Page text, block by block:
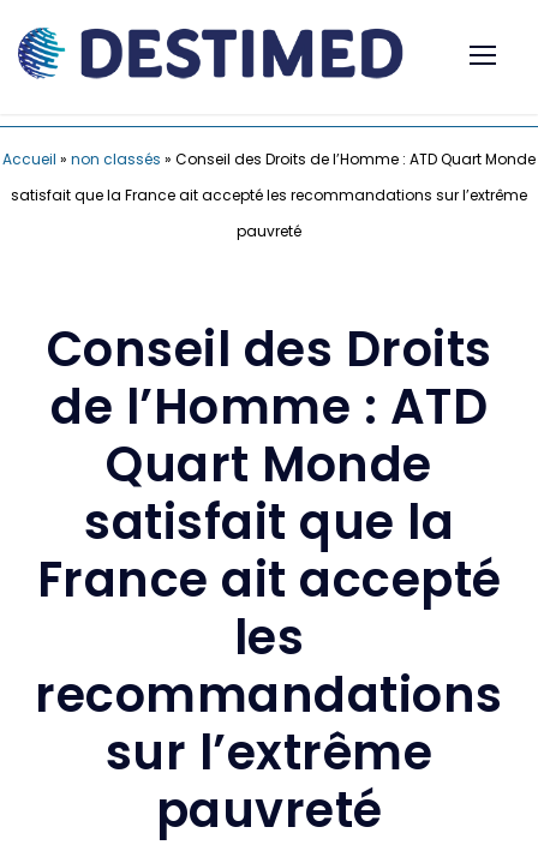
Accueil » non classés » Conseil des Droits de l’Homme : ATD Quart Monde
satisfait que la France ait accepté les recommandations sur l’extrême
pauvreté
Conseil des Droits
de l’Homme : ATD
Quart Monde
satisfait que la
France ait accepté
les
recommandations
sur l’extrême
pauvreté